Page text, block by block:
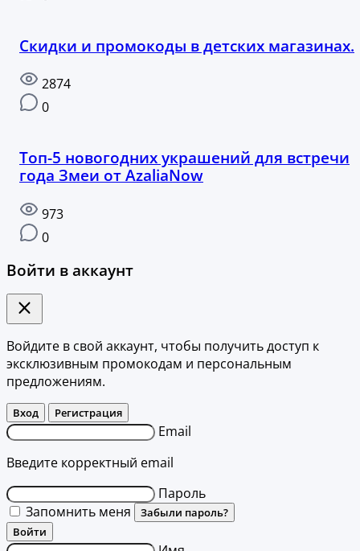
Скидки и промокоды в детских магазинах.
2874
0
Топ-5 новогодних украшений для встречи
года Змеи от AzaliaNow
973
0
Войти в аккаунт
Войдите в свой аккаунт, чтобы получить доступ к
эксклюзивным промокодам и персональным
предложениям.
Вход Регистрация
Email
Введите корректный email
Пароль
Запомнить меня
Забыли пароль?
Войти